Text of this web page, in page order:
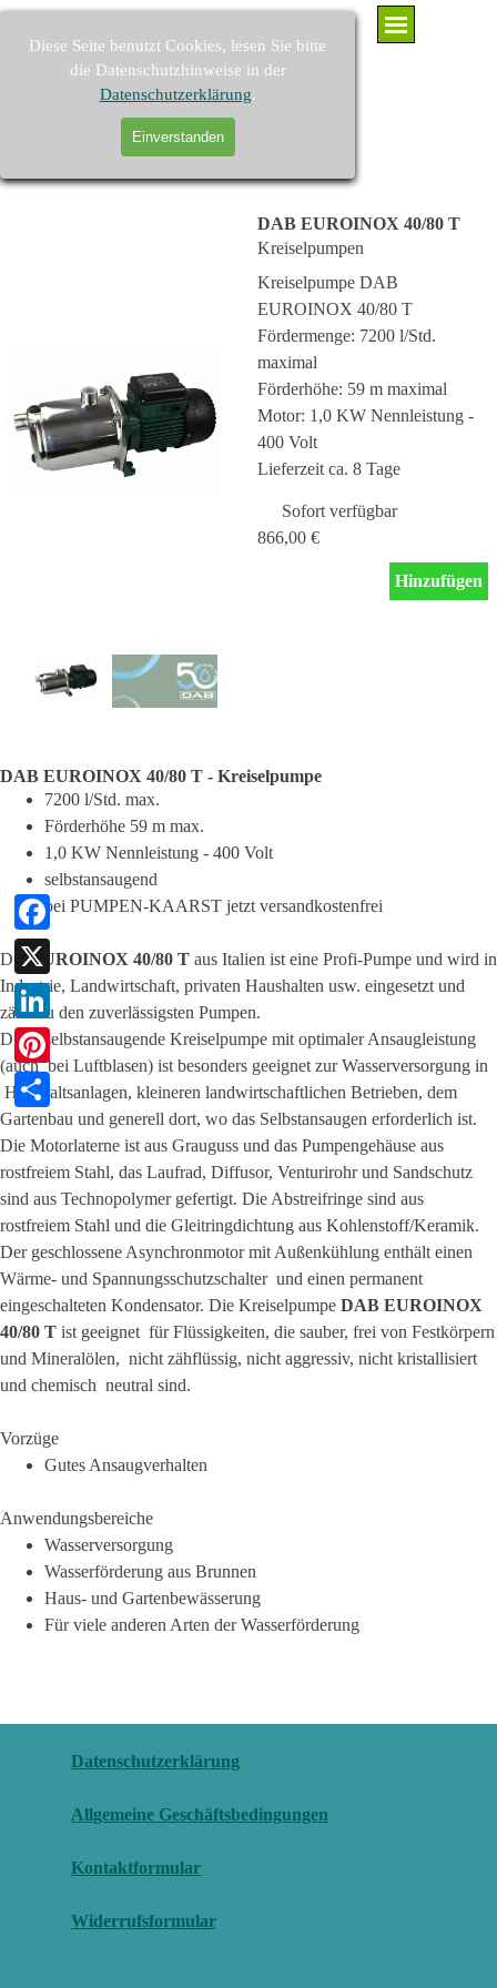
Diese Seite benutzt Cookies, lesen Sie bitte
die Datenschutzhinweise in der
Datenschutzerklärung.
Einverstanden
Direkt zum Seiteninhalt Menü überspringen
PUMPEN-KAARST - Brunnenpumpen und Pumpenzubehör
Suchen
DAB EUROINOX 40/80 T
Kreiselpumpen
Kreiselpumpe DAB
EUROINOX 40/80 T
Fördermenge: 7200 l/Std.
maximal
Förderhöhe: 59 m maximal
Motor: 1,0 KW Nennleistung -
400 Volt
Lieferzeit ca. 8 Tage
Sofort verfügbar
866,00 €
Hinzufügen
DAB EUROINOX 40/80 T - Kreiselpumpe
7200 l/Std. max.
Förderhöhe 59 m max.
1,0 KW Nennleistung - 400 Volt
selbstansaugend
bei PUMPEN-KAARST jetzt versandkostenfrei
DieEUROINOX 40/80 T aus Italien ist eine Profi-Pumpe und wird in
Industrie, Landwirtschaft, privaten Haushalten usw. eingesetzt und
zählt zu den zuverlässigsten Pumpen.
Diese selbstansaugende Kreiselpumpe mit optimaler Ansaugleistung
(auch bei Luftblasen) ist besonders geeignet zur Wasserversorgung in
Haushaltsanlagen, kleineren landwirtschaftlichen Betrieben, dem
Gartenbau und generell dort, wo das Selbstansaugen erforderlich ist.
Die Motorlaterne ist aus Grauguss und das Pumpengehäuse aus
rostfreiem Stahl, das Laufrad, Diffusor, Venturirohr und Sandschutz
sind aus Technopolymer gefertigt. Die Abstreifringe sind aus
rostfreiem Stahl und die Gleitringdichtung aus Kohlenstoff/Keramik.
Der geschlossene Asynchronmotor mit Außenkühlung enthält einen
Wärme- und Spannungsschutzschalter und einen permanent
eingeschalteten Kondensator. Die Kreiselpumpe DAB EUROINOX
40/80 T ist geeignet für Flüssigkeiten, die sauber, frei von Festkörpern
und Mineralölen, nicht zähflüssig, nicht aggressiv, nicht kristallisiert
und chemisch neutral sind.
Vorzüge
Gutes Ansaugverhalten
Anwendungsbereiche
Wasserversorgung
Wasserförderung aus Brunnen
Haus- und Gartenbewässerung
Für viele anderen Arten der Wasserförderung
Datenschutzerklärung
Allgemeine Geschäftsbedingungen
Kontaktformular
Widerrufsformular
Facebook
X
LinkedIn
Pinterest
Teilen